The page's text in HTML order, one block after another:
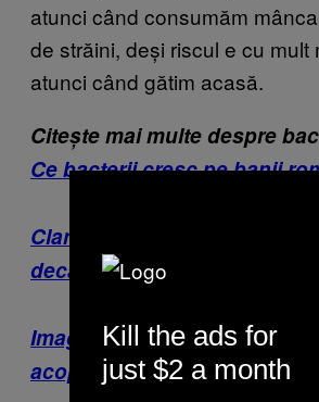
atunci când consumăm
de străini, deși riscul e cu mult
atunci când gătim acasă.
Citește mai multe despre
Ce bacterii cresc pe banii
Clanțele de la Starbucks
decât barele de la metrou
Imagini artistice cu bacteriile
acoperă smartphone-ul
Kill the ads for
just $2 a month